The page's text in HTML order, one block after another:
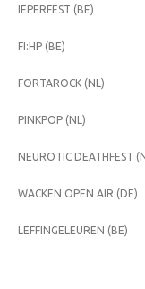
IEPERFEST (BE)
FI:HP (BE)
FORTAROCK (NL)
PINKPOP (NL)
NEUROTIC DEATHFEST
WACKEN OPEN AIR (DE)
LEFFINGELEUREN (BE)